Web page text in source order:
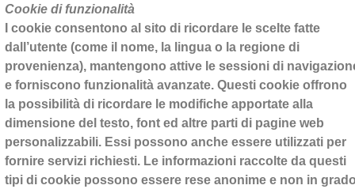
Cookie di funzionalità
I cookie consentono al sito di ricordare le scelte fatte
dall’utente (come il nome, la lingua o la regione di
provenienza), mantengono attive le sessioni di
e forniscono funzionalità avanzate. Questi cookie offrono
la possibilità di ricordare le modifiche apportate alla
dimensione del testo, font ed altre parti di pagine web
personalizzabili. Essi possono anche essere utilizzati per
fornire servizi richiesti. Le informazioni raccolte da questi
tipi di cookie possono essere rese anonime e non in